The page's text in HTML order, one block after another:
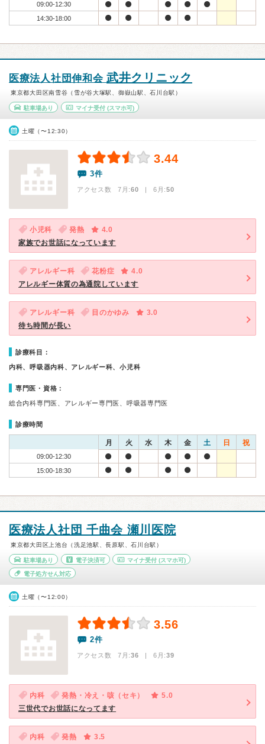
09:00-12:30
14:30-18:00
医療法人社団伸和会 武井クリニック
東京都大田区南雪谷（雪が谷大塚駅、御嶽山駅、石川台駅）
駐車場あり マイナ受付(スマホ可)
土曜（〜12:30）
3.44
3件
アクセス数 7月:60 | 6月:50
小児科 発熱
4.0
家族でお世話になっています
アレルギー科 花粉症
4.0
アレルギー体質の為通院しています
アレルギー科 目のかゆみ
3.0
待ち時間が長い
診療科目：
内科、呼吸器内科、アレルギー科、小児科
専門医・資格：
総合内科専門医、アレルギー専門医、呼吸器専門医
診療時間
月 火 水 木 金 土 日 祝
09:00-12:30
15:00-18:30
医療法人社団 千曲会 瀬川医院
東京都大田区上池台（洗足池駅、長原駅、石川台駅）
駐車場あり 電子決済可 マイナ受付 (スマホ可)
電子処方せん対応
土曜（〜12:00）
3.56
2件
アクセス数 7月:36 | 6月:39
内科 発熱・冷え・咳（セキ）
5.0
三世代でお世話になってます
内科 発熱
3.5